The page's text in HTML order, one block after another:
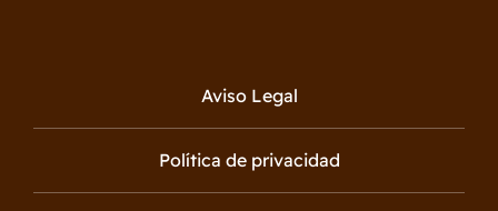
Aviso Legal
Política de privacidad